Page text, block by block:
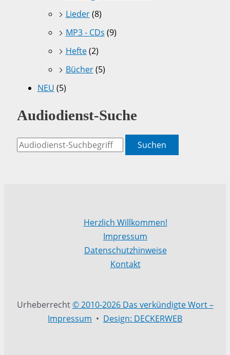
Lieder(8)
MP3 - CDs (9)
Hefte(2)
Bücher(5)
NEU (5)
Audiodienst-Suche
Suchen
Herzlich Willkommen!
Impressum
Datenschutzhinweise
Kontakt
Urheberrecht© 2010-2026 Das verkündigte Wort –
Impressum • Design: DECKERWEB